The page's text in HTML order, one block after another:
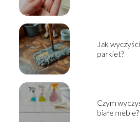
Jak
parkiet?
Czym
białe meble?